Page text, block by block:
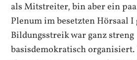
als Mitstreiter, bin aber ein
Plenum im besetzten Hörsaal I
Bildungsstreik war ganz streng
basisdemokratisch organisiert.